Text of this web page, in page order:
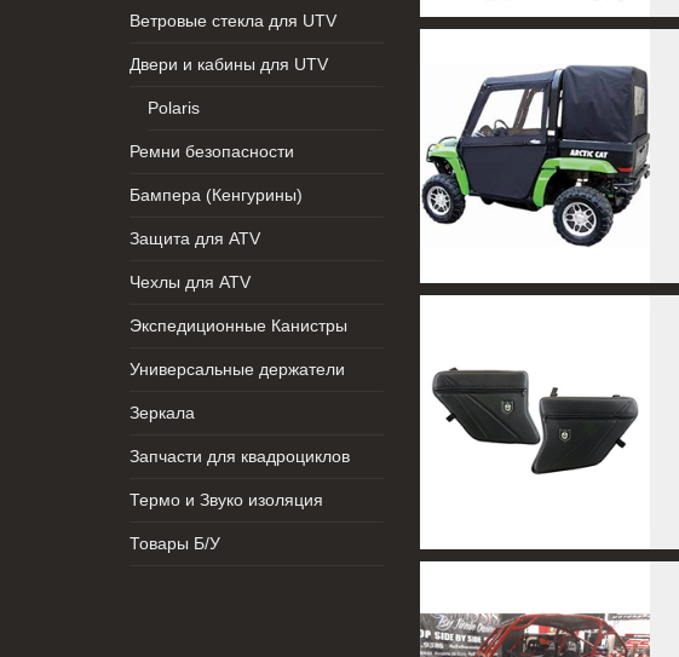
Ветровые стекла для UTV
Двери и кабины для UTV
Polaris
Ремни безопасности
Бампера (Кенгурины)
Защита для ATV
Чехлы для ATV
Экспедиционные Канистры
Универсальные держатели
Зеркала
Запчасти для квадроциклов
Термо и Звуко изоляция
Товары Б/У